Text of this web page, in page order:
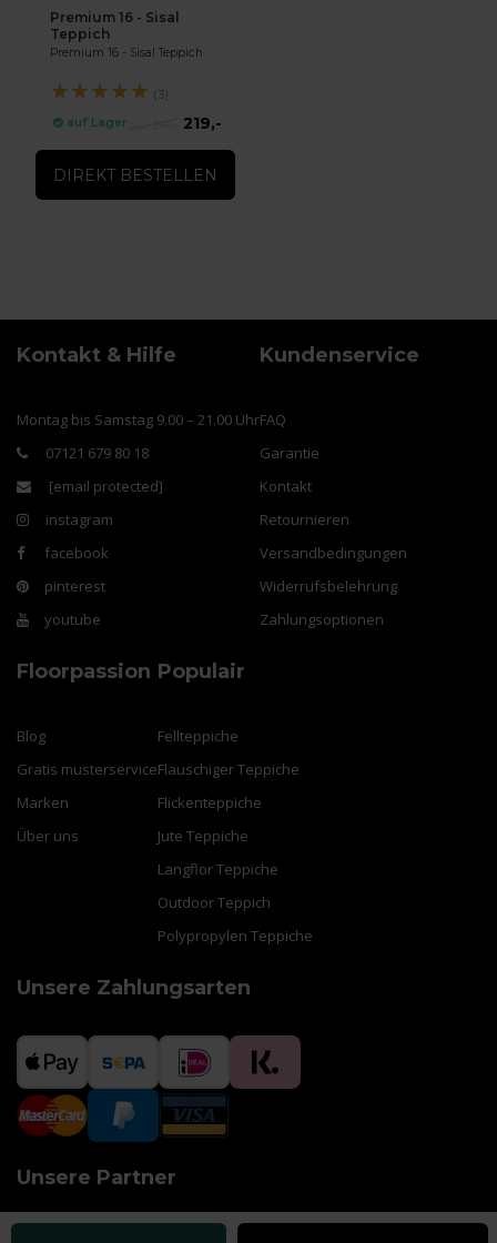
Premium 16 - Sisal
Teppich
Premium 16 - Sisal Teppich
★★★★★ (3)
auf Lager 219,-
DIREKT BESTELLEN
Kontakt & Hilfe
Montag bis Samstag 9.00 – 21.00 Uhr
07121 679 80 18
[email protected]
instagram
facebook
pinterest
youtube
Kundenservice
FAQ
Garantie
Kontakt
Retournieren
Versandbedingungen
Widerrufsbelehrung
Zahlungsoptionen
Floorpassion
Blog
Gratis musterservice
Marken
Über uns
Populair
Fellteppiche
Flauschiger Teppiche
Flickenteppiche
Jute Teppiche
Langflor Teppiche
Outdoor Teppich
Polypropylen Teppiche
Unsere Zahlungsarten
Unsere Partner